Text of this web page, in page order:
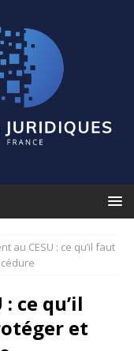
au CESU : ce qu’il faut
ce qu’il
et